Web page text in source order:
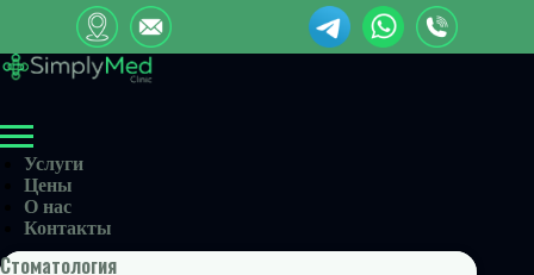
Услуги
Цены
О нас
Контакты
Стоматология